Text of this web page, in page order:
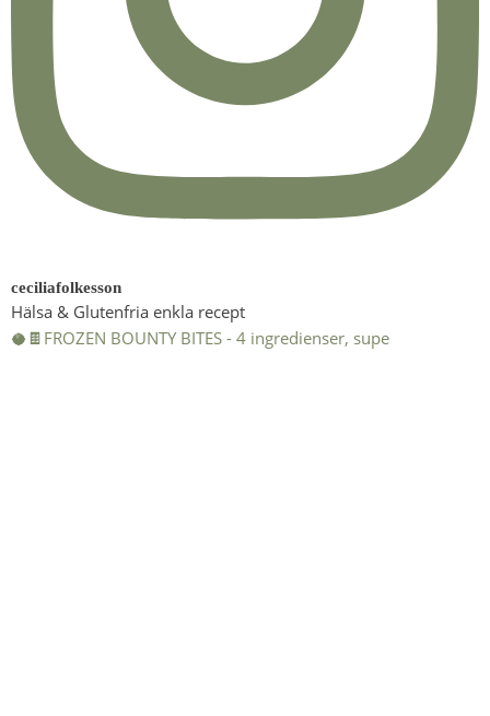
ceciliafolkesson
Hälsa & Glutenfria enkla recept
🥥🍫FROZEN BOUNTY BITES - 4 ingredienser, supe